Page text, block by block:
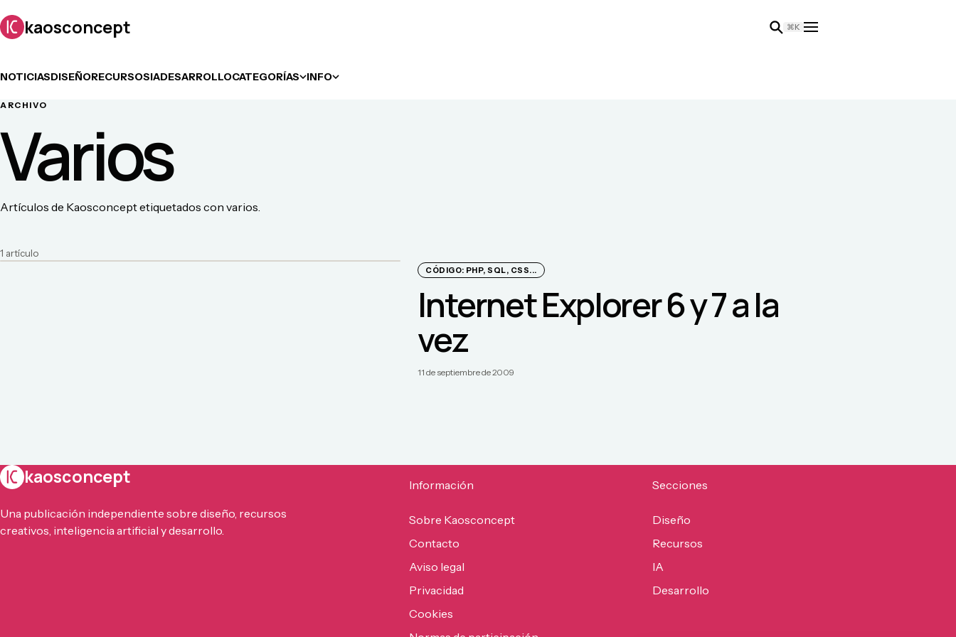
kaosconcept ⌘K
NOTICIASDISEÑORECURSOSIADESARROLLOCATEGORÍAS INFO
ARCHIVO
Varios
Artículos de Kaosconcept etiquetados con varios.
1 artículo
CÓDIGO: PHP, SQL, CSS...
Internet Explorer 6 y 7 a la
vez
11 de septiembre de 2009
kaosconcept
Una publicación independiente sobre diseño, recursos
creativos, inteligencia artificial y desarrollo.
Información
Sobre Kaosconcept
Contacto
Aviso legal
Privacidad
Cookies
Secciones
Diseño
Recursos
IA
Desarrollo